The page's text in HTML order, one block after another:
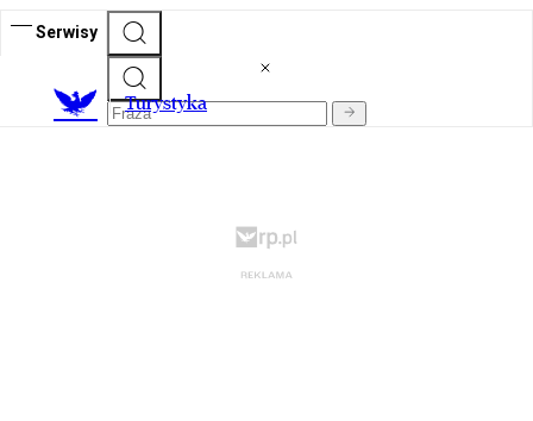
Serwisy
Turystyka